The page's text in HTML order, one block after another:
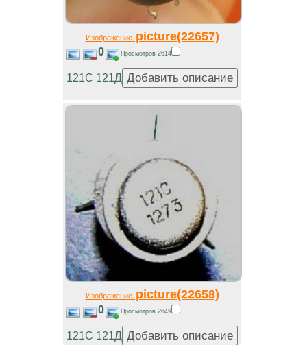
Изображениеpicture(22657)
0 Просмотров 2614
121С 121Д
Изображениеpicture(22658)
0 Просмотров 2649
121С 121Д